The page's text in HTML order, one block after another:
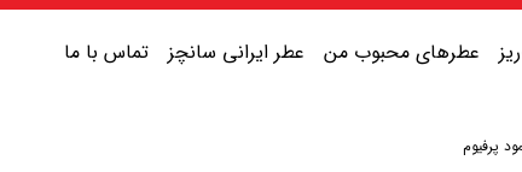
عطرهای محبوب من عطر ایرانی سانچز تماس با ما
پرفیوم